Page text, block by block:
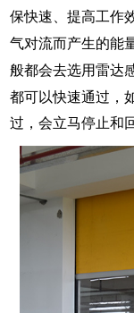
保快速、提高工作
气对流而产生的能
般都会去选用雷达
都可以快速通过，
过，会立马停止和